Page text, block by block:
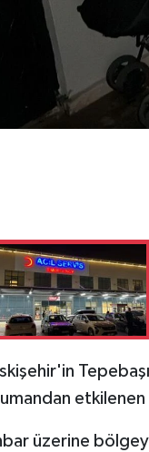
etkilenen
üzerine